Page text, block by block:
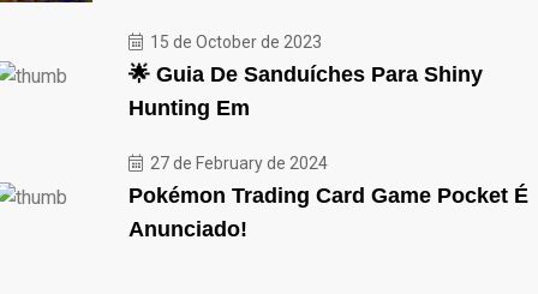
15 de October de 2023
🌟 Guia De Sanduíches Para Shiny
Hunting Em
27 de February de 2024
Pokémon Trading Card Game Pocket É
Anunciado!